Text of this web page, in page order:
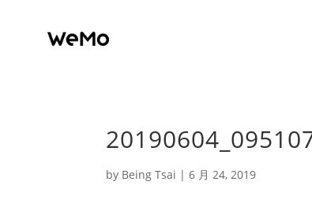
by Being Tsai |6 月 24, 2019